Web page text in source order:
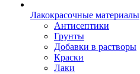
Лакокрасочные материалы
Антисептики
Грунты
Добавки в растворы
Краски
Лаки